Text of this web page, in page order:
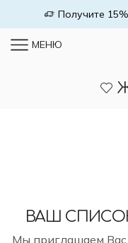
Получите
МЕНЮ
ВАШ
Мы приглашаем Вас